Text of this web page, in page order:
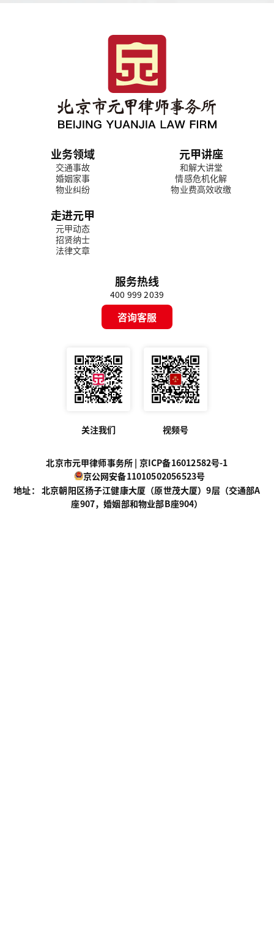
业务领域
交通事故
婚姻家事
物业纠纷
元甲讲座
和解大讲堂
情感危机化解
物业费高效收缴
走进元甲
元甲动态
招贤纳士
法律文章
服务热线
400 999 2039
咨询客服
关注我们 视频号
北京市元甲律师事务所 | 京ICP备16012582号-1
京公网安备11010502056523号
地址： 北京朝阳区扬子江健康大厦（原世茂大厦）9层（交通部A
座907，婚姻部和物业部B座904）